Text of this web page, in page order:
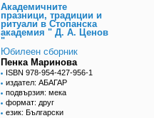
Академичните
празници, традиции и
ритуали в Стопанска
академия " Д. А. Ценов
"
Юбилеен сборник
Пенка Маринова
ISBN 978-954-427-956-1
издател: АБАГАР
подвързия: мека
формат: друг
език: Български